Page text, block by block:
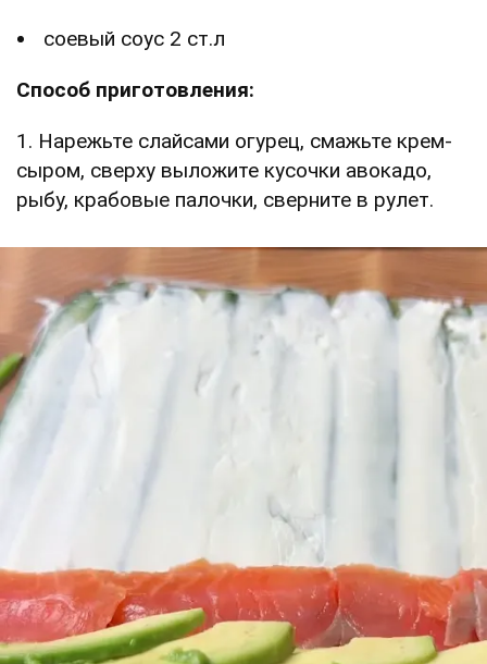
соевый соус 2 ст.л
Способ приготовления:
1. Нарежьте слайсами огурец, смажьте крем-
сыром, сверху выложите кусочки авокадо,
рыбу, крабовые палочки, сверните в рулет.